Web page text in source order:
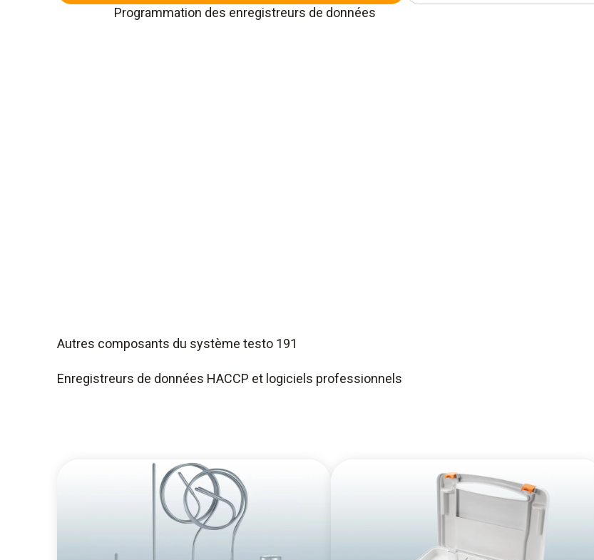
Programmation des enregistreurs de données
Autres composants du système testo 191
Enregistreurs de données HACCP et logiciels professionnels